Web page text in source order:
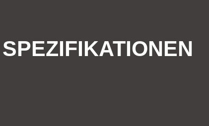
SPEZIFIKATIONEN